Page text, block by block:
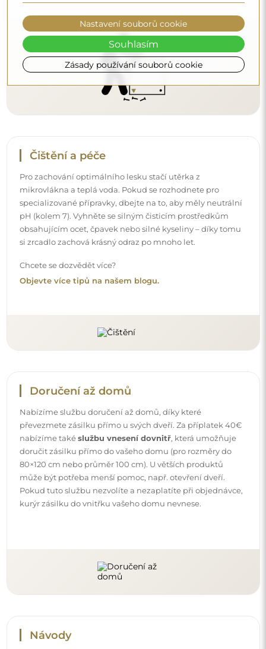
Chcete se dozvědět více?
Objevte více tipů na našem blogu.
Nabízíme službu doručení až domů, díky které
převezmete zásilku přímo u svých dveří. Za příplatek 40€
nabízíme takéslužbu vnesení dovnitř, která umožňuje
doručit zásilku přímo do vašeho domu (pro rozměry do
80×120 cm nebo průměr 100 cm). U větších produktů
může být potřeba menší pomoc, např. otevření dveří.
Pokud tuto službu nezvolíte a nezaplatíte při objednávce,
Návody
Aby byla montáž a používání našeho zrcadla snadné a
bezstarostné, připravili jsme pro vás podrobné návody.
Najdete v nich všechny kroky nezbytné ke správné
montáži zrcadla, a také rady týkající se jeho péče, čištění a
údržby, abyste se mohli dlouho těšit z jeho bezvadného
vzhledu.
Prohlédněte si návody k montáži a použití.
akcemi, objevujte trendy v dekoraci a hledejte nápady
Zásady používání souborů cookie
Nastavení souborů cookie
Souhlasím